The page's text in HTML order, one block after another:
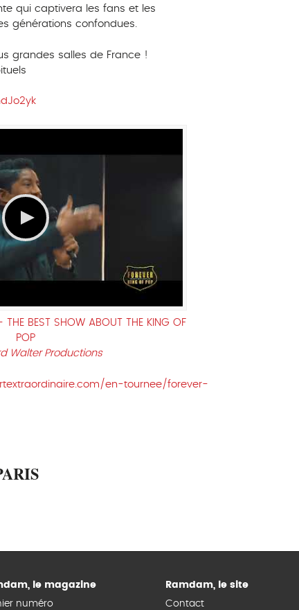
qui captivera les fans et les
générations confondues.
grandes salles de France !
- THE BEST SHOW ABOUT THE KING OF
POP
Walter Productions
en-tournee/forever-
le magazine
numéro
Ramdam, le site
Contact